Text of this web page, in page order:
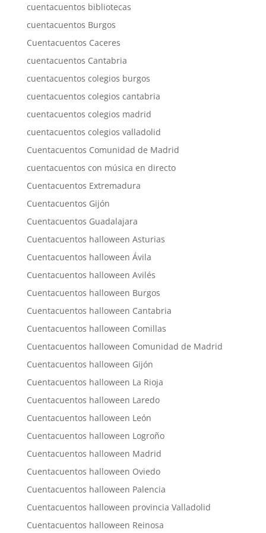
cuentacuentos bibliotecas
cuentacuentos Burgos
Cuentacuentos Caceres
cuentacuentos Cantabria
cuentacuentos colegios burgos
cuentacuentos colegios cantabria
cuentacuentos colegios madrid
cuentacuentos colegios valladolid
Cuentacuentos Comunidad de Madrid
cuentacuentos con música en directo
Cuentacuentos Extremadura
Cuentacuentos Gijón
Cuentacuentos Guadalajara
Cuentacuentos halloween Asturias
Cuentacuentos halloween Ávila
Cuentacuentos halloween Avilés
Cuentacuentos halloween Burgos
Cuentacuentos halloween Cantabria
Cuentacuentos halloween Comillas
Cuentacuentos halloween Comunidad de Madrid
Cuentacuentos halloween Gijón
Cuentacuentos halloween La Rioja
Cuentacuentos halloween Laredo
Cuentacuentos halloween León
Cuentacuentos halloween Logroño
Cuentacuentos halloween Madrid
Cuentacuentos halloween Oviedo
Cuentacuentos halloween Palencia
Cuentacuentos halloween provincia Valladolid
Cuentacuentos halloween Reinosa